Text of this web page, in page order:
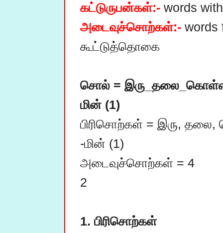
கட்டுருபன்கள்:-
அடைவுச்சொற்கள்:- words
கூட்டுத்தொகை
சொல் = இரு_தலை_கொள்ளி (1)			சொல்
மின் (1)
பிரிசொற்கள் = இரு, தலை, கொள்ளி
-மின் (1)
அடைவுச்சொற்கள் = 4				அடைவுச்சொற்கள் =
2
1. பிரிசொற்கள்